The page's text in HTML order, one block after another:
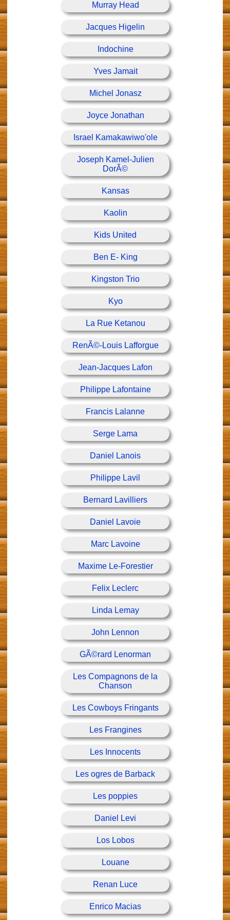
Murray Head
Jacques Higelin
Indochine
Yves Jamait
Michel Jonasz
Joyce Jonathan
Israel Kamakawiwo'ole
Joseph Kamel-Julien
DorÃ©
Kansas
Kaolin
Kids United
Ben E- King
Kingston Trio
Kyo
La Rue Ketanou
RenÃ©-Louis Lafforgue
Jean-Jacques Lafon
Philippe Lafontaine
Francis Lalanne
Serge Lama
Daniel Lanois
Philippe Lavil
Bernard Lavilliers
Daniel Lavoie
Marc Lavoine
Maxime Le-Forestier
Felix Leclerc
Linda Lemay
John Lennon
GÃ©rard Lenorman
Les Compagnons de la
Chanson
Les Cowboys Fringants
Les Frangines
Les Innocents
Les ogres de Barback
Les poppies
Daniel Levi
Los Lobos
Louane
Renan Luce
Enrico Macias